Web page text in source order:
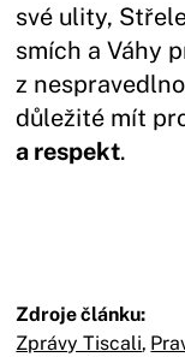
své ulity,
smích a Váhy
z
důležité mít
a respekt.
Zdroje článku:
Zprávy Tiscali,